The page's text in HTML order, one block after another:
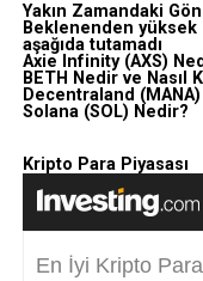
Yakın Zamandaki
Beklenenden yüksek
aşağıda tutamadı
Axie Infinity (AXS)
BETH Nedir ve Nasıl
Decentraland
Solana (SOL) Nedir?
Kripto Para Piyasası